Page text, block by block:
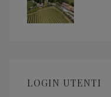
LOGIN UTENTI